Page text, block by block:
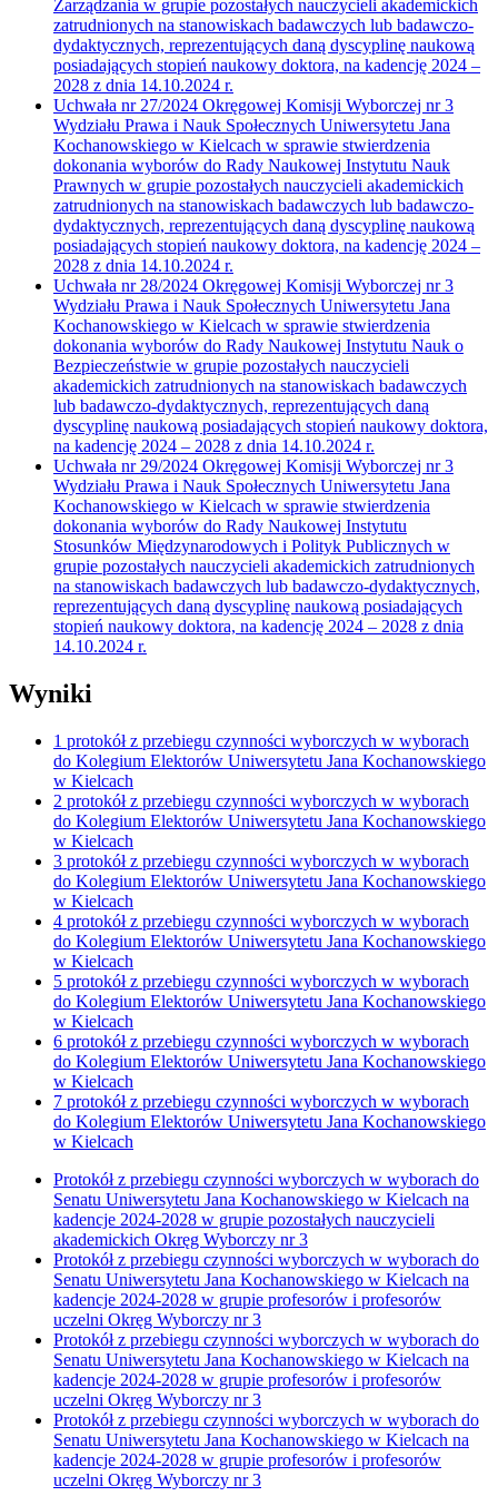
Zarządzania w grupie pozostałych nauczycieli akademickich
zatrudnionych na stanowiskach badawczych lub badawczo-
dydaktycznych, reprezentujących daną dyscyplinę naukową
posiadających stopień naukowy doktora, na kadencję 2024 –
2028 z dnia 14.10.2024 r.
Uchwała nr 27/2024 Okręgowej Komisji Wyborczej nr 3
Wydziału Prawa i Nauk Społecznych Uniwersytetu Jana
Kochanowskiego w Kielcach w sprawie stwierdzenia
dokonania wyborów do Rady Naukowej Instytutu Nauk
Prawnych w grupie pozostałych nauczycieli akademickich
zatrudnionych na stanowiskach badawczych lub badawczo-
dydaktycznych, reprezentujących daną dyscyplinę naukową
posiadających stopień naukowy doktora, na kadencję 2024 –
2028 z dnia 14.10.2024 r.
Uchwała nr 28/2024 Okręgowej Komisji Wyborczej nr 3
Wydziału Prawa i Nauk Społecznych Uniwersytetu Jana
Kochanowskiego w Kielcach w sprawie stwierdzenia
dokonania wyborów do Rady Naukowej Instytutu Nauk o
Bezpieczeństwie w grupie pozostałych nauczycieli
akademickich zatrudnionych na stanowiskach badawczych
lub badawczo-dydaktycznych, reprezentujących daną
dyscyplinę naukową posiadających stopień naukowy doktora,
na kadencję 2024 – 2028 z dnia 14.10.2024 r.
Uchwała nr 29/2024 Okręgowej Komisji Wyborczej nr 3
Wydziału Prawa i Nauk Społecznych Uniwersytetu Jana
Kochanowskiego w Kielcach w sprawie stwierdzenia
dokonania wyborów do Rady Naukowej Instytutu
Stosunków Międzynarodowych i Polityk Publicznych w
grupie pozostałych nauczycieli akademickich zatrudnionych
na stanowiskach badawczych lub badawczo-dydaktycznych,
reprezentujących daną dyscyplinę naukową posiadających
stopień naukowy doktora, na kadencję 2024 – 2028 z dnia
14.10.2024 r.
Wyniki
1 protokół z przebiegu czynności wyborczych w wyborach
do Kolegium Elektorów Uniwersytetu Jana Kochanowskiego
w Kielcach
2 protokół z przebiegu czynności wyborczych w wyborach
do Kolegium Elektorów Uniwersytetu Jana Kochanowskiego
w Kielcach
3 protokół z przebiegu czynności wyborczych w wyborach
do Kolegium Elektorów Uniwersytetu Jana Kochanowskiego
w Kielcach
4 protokół z przebiegu czynności wyborczych w wyborach
do Kolegium Elektorów Uniwersytetu Jana Kochanowskiego
w Kielcach
5 protokół z przebiegu czynności wyborczych w wyborach
do Kolegium Elektorów Uniwersytetu Jana Kochanowskiego
w Kielcach
6 protokół z przebiegu czynności wyborczych w wyborach
do Kolegium Elektorów Uniwersytetu Jana Kochanowskiego
w Kielcach
7 protokół z przebiegu czynności wyborczych w wyborach
do Kolegium Elektorów Uniwersytetu Jana Kochanowskiego
w Kielcach
Protokół z przebiegu czynności wyborczych w wyborach do
Senatu Uniwersytetu Jana Kochanowskiego w Kielcach na
kadencje 2024-2028 w grupie pozostałych nauczycieli
akademickich Okręg Wyborczy nr 3
Protokół z przebiegu czynności wyborczych w wyborach do
Senatu Uniwersytetu Jana Kochanowskiego w Kielcach na
kadencje 2024-2028 w grupie profesorów i profesorów
uczelni Okręg Wyborczy nr 3
Protokół z przebiegu czynności wyborczych w wyborach do
Senatu Uniwersytetu Jana Kochanowskiego w Kielcach na
kadencje 2024-2028 w grupie profesorów i profesorów
uczelni Okręg Wyborczy nr 3
Protokół z przebiegu czynności wyborczych w wyborach do
Senatu Uniwersytetu Jana Kochanowskiego w Kielcach na
kadencje 2024-2028 w grupie profesorów i profesorów
uczelni Okręg Wyborczy nr 3